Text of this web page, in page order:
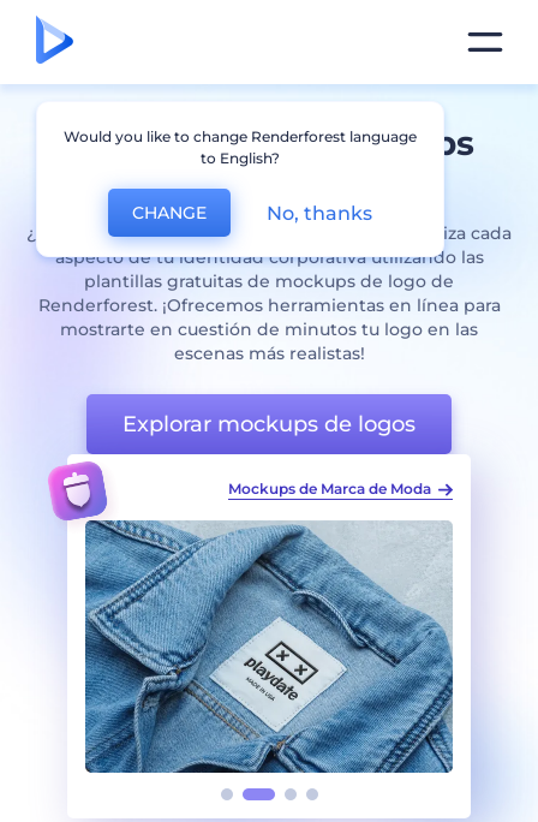
Generador de mockups
para
¿Estás listo para que tu marca cobre vida? Visualiza cada
aspecto de tu identidad corporativa utilizando las
plantillas gratuitas de mockups de logo de
Renderforest. ¡Ofrecemos herramientas en línea para
mostrarte en cuestión de minutos tu logo en las
escenas más realistas!
Explorar mockups de logos
Moda Set de Mockups de Letreros de Escaparates
Would you like to change Renderforest language
to English?
CHANGE No, thanks